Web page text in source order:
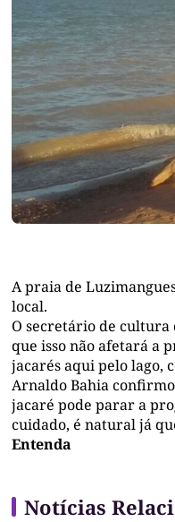
A praia de
local.
O secretário de cultura
que isso não afetará a
jacarés aqui pelo lago,
Arnaldo Bahia
jacaré pode parar a
cuidado, é natural já
Entenda
Notícias